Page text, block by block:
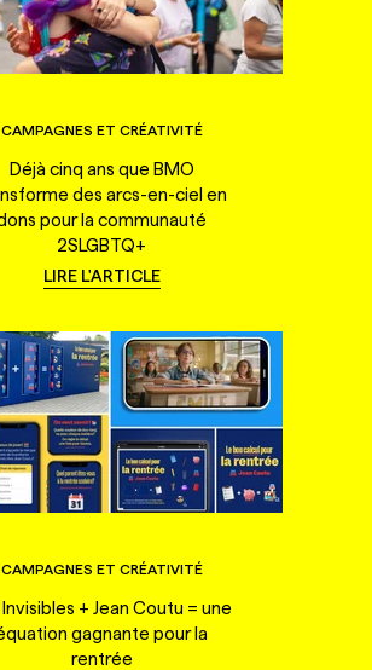
CAMPAGNES ET CRÉATIVITÉ
Déjà cinq ans que BMO
des arcs-en-ciel en
pour la communauté
2SLGBTQ+
LIRE L'ARTICLE
CAMPAGNES ET CRÉATIVITÉ
Invisibles + Jean Coutu = une
gagnante pour la
rentrée